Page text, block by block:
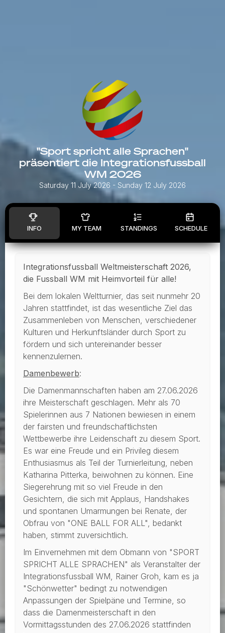
"Sport spricht alle Sprachen"
präsentiert die Integrationsfussball
WM 2026
Saturday 11 July 2026 - Sunday 12 July 2026
INFO MY TEAM STANDINGS SCHEDULE
Integrationsfussball Weltmeisterschaft 2026,
die Fussball WM mit Heimvorteil für alle!
Bei dem lokalen Weltturnier, das seit nunmehr 20
Jahren stattfindet, ist das wesentliche Ziel das
Zusammenleben von Menschen, verschiedener
Kulturen und Herkunftsländer durch Sport zu
fördern und sich untereinander besser
kennenzulernen.
Damenbewerb:
Die Damenmannschaften haben am 27.06.2026
ihre Meisterschaft geschlagen. Mehr als 70
Spielerinnen aus 7 Nationen bewiesen in einem
der fairsten und freundschaftlichsten
Wettbewerbe ihre Leidenschaft zu diesem Sport.
Es war eine Freude und ein Privileg diesem
Enthusiasmus als Teil der Turnierleitung, neben
Katharina Pitterka, beiwohnen zu können. Eine
Siegerehrung mit so viel Freude in den
Gesichtern, die sich mit Applaus, Handshakes
und spontanen Umarmungen bei Renate, der
Obfrau von "ONE BALL FOR ALL", bedankt
haben, stimmt zuversichtlich.
Im Einvernehmen mit dem Obmann von "SPORT
SPRICHT ALLE SPRACHEN" als Veranstalter der
Integrationsfussball WM, Rainer Groh, kam es ja
"Schönwetter" bedingt zu notwendigen
Anpassungen der Spielpäne und Termine, so
dass die Damenmeisterschaft in den
Vormittagsstunden des 27.06.2026 stattfinden